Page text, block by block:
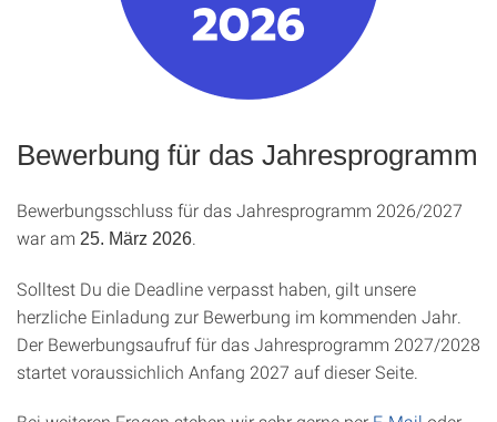
Bewerbung für das Jahresprogramm
Bewerbungsschluss für das Jahresprogramm 2026/2027
war am 25. März 2026
Solltest Du die Deadline verpasst haben, gilt unsere
herzliche Einladung zur Bewerbung im kommenden Jahr.
Der Bewerbungsaufruf für das Jahresprogramm 2027/2028
startet voraussichlich Anfang 2027 auf dieser Seite.